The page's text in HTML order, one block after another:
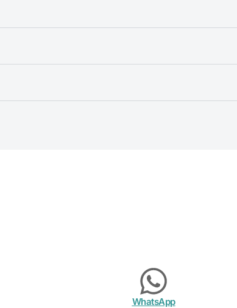
WhatsApp